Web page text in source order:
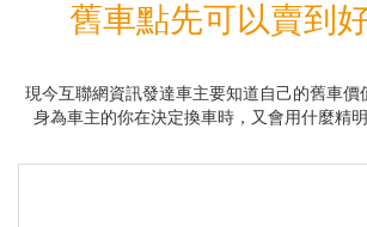
舊車點先可以賣到
現今互聯網資訊發達車主要知道自己的舊車價
身為車主的你在決定換車時，又會用什麼精